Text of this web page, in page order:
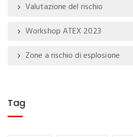
Valutazione del rischio
Workshop ATEX 2023
Zone a rischio di esplosione
Tag